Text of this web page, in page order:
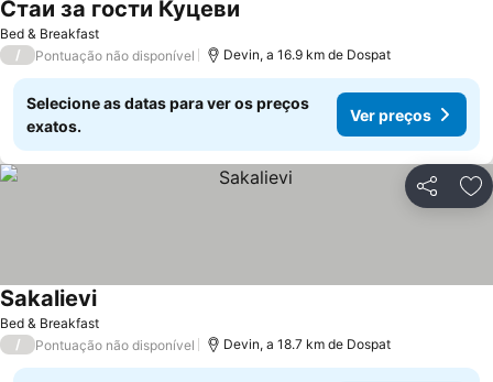
Bed & Breakfast
Стаи за гости Куцеви
/ Pontuação não disponível Devin, a 16.9 km de Dospat
Selecione as datas para ver os preços
exatos.
Ver preços
Partilhar
Bed & Breakfast
Sakalievi
/ Pontuação não disponível Devin, a 18.7 km de Dospat